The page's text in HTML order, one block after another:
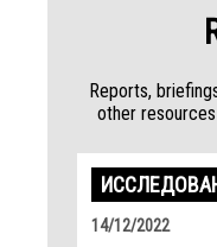
Reports,
other
14/12/2022